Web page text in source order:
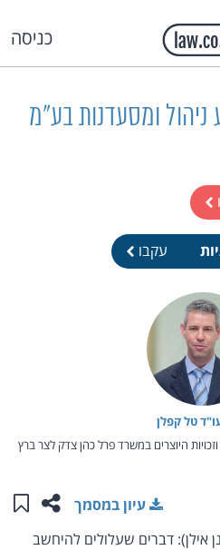
כניסה
09-16 גיע ניהול ומסעדנות בע"מ
עקבו
טל קפלן
היוצרים במשרד פרל כהן צדק לצר ברץ
שתפו
עיון במסמך
אילן): דברים שעלולים להיחשב